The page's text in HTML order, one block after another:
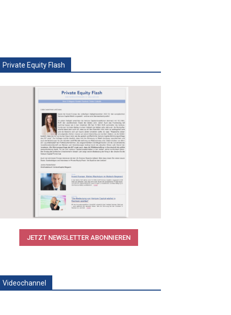
Private Equity Flash
JETZT NEWSLETTER ABONNIEREN
Videochannel